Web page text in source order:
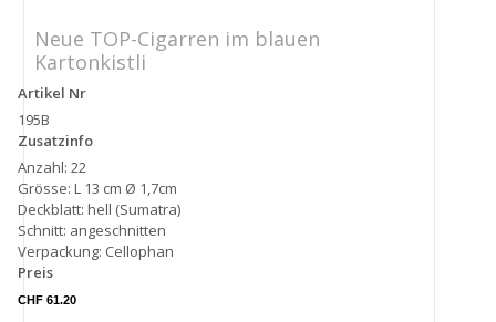
Neue TOP-Cigarren im blauen
Kartonkistli
Artikel Nr
195B
Zusatzinfo
Anzahl: 22
Grösse: L 13 cm Ø 1,7cm
Deckblatt: hell (Sumatra)
Schnitt: angeschnitten
Verpackung: Cellophan
Preis
CHF 61.20